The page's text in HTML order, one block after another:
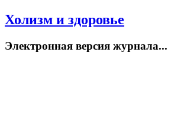
Холизм и здоровье
Электронная версия журнала...